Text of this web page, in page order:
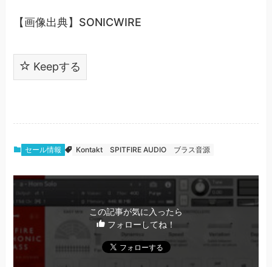
【画像出典】SONICWIRE
Keepする
セール情報 Kontakt SPITFIRE AUDIO ブラス音源
この記事が気に入ったら
フォローしてね！